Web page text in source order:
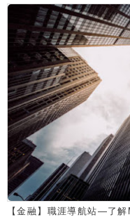
【金融】職涯導航站—了